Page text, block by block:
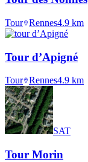
Tour Rennes4.9 km
Tour d’Apigné
Tour Rennes4.9 km
SAT
Tour Morin